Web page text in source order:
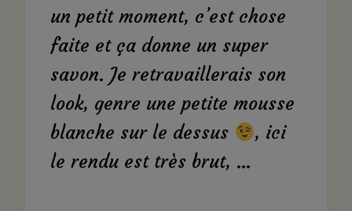
un petit moment, c’est chose
faite et ça donne un super
savon. Je retravaillerais son
look, genre une petite mousse
blanche sur le dessus
, ici
le rendu est très brut, …